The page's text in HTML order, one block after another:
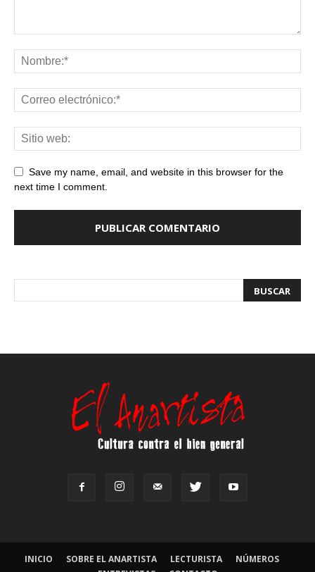
Save my name, email, and website in this browser for the
next time I comment.
INICIO SOBRE EL ANARTISTA LECTURISTA
NÚMEROS